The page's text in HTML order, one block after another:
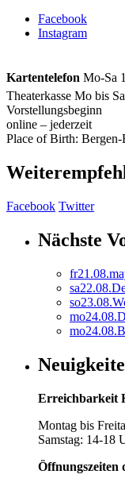
Facebook
Instagram
Kartentelefon Mo-Sa
Theaterkasse Mo bis
Vorstellungsbeginn
online – jederzeit
Place of Birth: Bergen-
Facebook Twitter
Nächste
fr21.08.
sa22.08.
so23.08.
mo24.08.
mo24.08.
Erreichbarkeit
Montag bis
Samstag: 14-18
Öffnungszeiten